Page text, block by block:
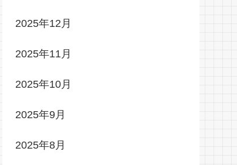
2025年12月
2025年11月
2025年10月
2025年9月
2025年8月